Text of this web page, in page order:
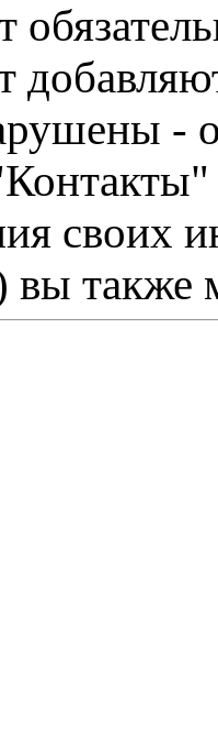
-
своих
вы также